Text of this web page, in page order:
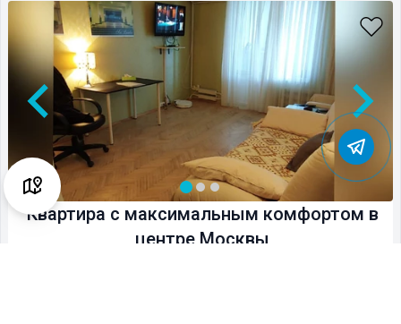
Квартира с максимальным комфортом в
центре Москвы